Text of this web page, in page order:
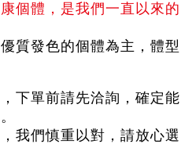
個體，是我們一直以來的
質發色的個體為主，體型
下單前請先洽詢，確定能
我們慎重以對，請放心選